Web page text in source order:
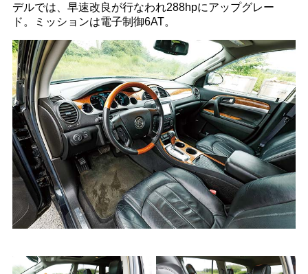
デルでは、早速改良が行なわれ288hpにアップグレー
ド。ミッションは電子制御6AT。